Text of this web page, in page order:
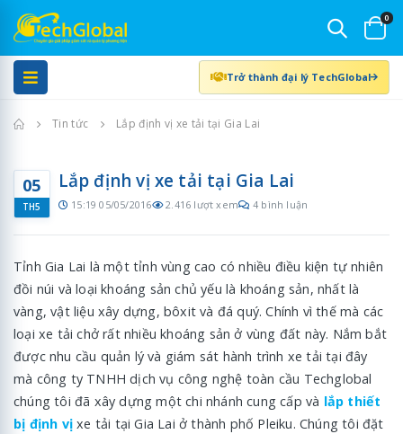
0
Trở thành đại lý TechGlobal
Trang chủ
Tin tức Lắp định vị xe tải tại Gia Lai
05
TH5
Lắp định vị xe tải tại Gia Lai
15:19 05/05/2016 2.416 lượt xem 4 bình luận
Tỉnh Gia Lai là một tỉnh vùng cao có nhiều điều kiện tự nhiên
đồi núi và loại khoáng sản chủ yếu là khoáng sản, nhất là
vàng, vật liệu xây dựng, bôxit và đá quý. Chính vì thế mà các
loại xe tải chở rất nhiều khoáng sản ở vùng đất này. Nắm bắt
được nhu cầu quản lý và giám sát hành trình xe tải tại đây
mà công ty TNHH dịch vụ công nghệ toàn cầu Techglobal
chúng tôi đã xây dựng một chi nhánh cung cấp và lắp thiết
bị định vị xe tải tại Gia Lai ở thành phố Pleiku. Chúng tôi đặt